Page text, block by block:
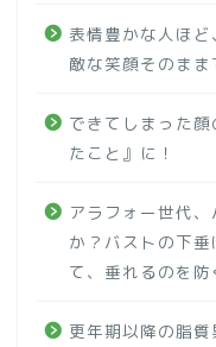
表情豊かな人ほ
敵な笑顔そのま
できてしまった
たこと』に！
アラフォー世代
か？バストの下
て、垂れるのを防
更年期以降の脂